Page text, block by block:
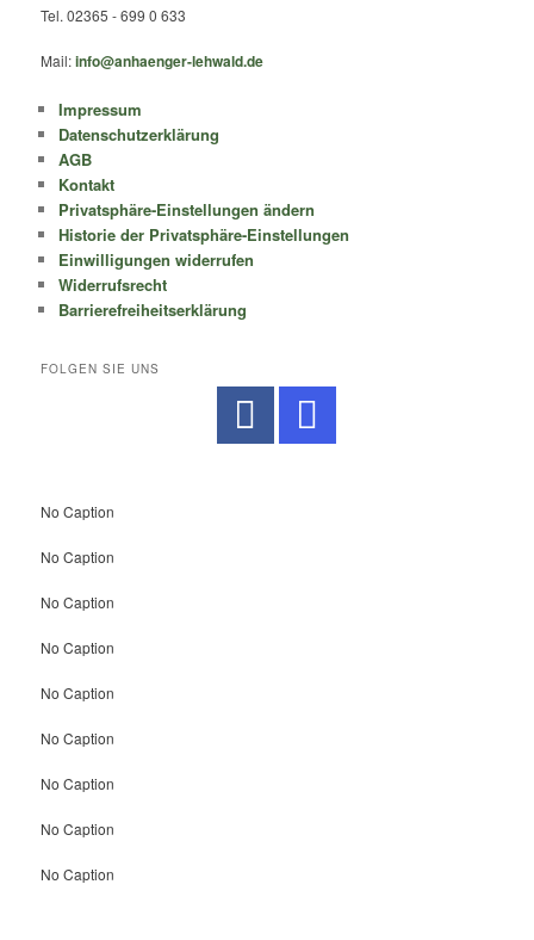
Tel. 02365 - 699 0 633
Mail:info@anhaenger-lehwald.de
Impressum
Datenschutzerklärung
AGB
Kontakt
Privatsphäre-Einstellungen ändern
Historie der Privatsphäre-Einstellungen
Einwilligungen widerrufen
Widerrufsrecht
Barrierefreiheitserklärung
FOLGEN SIE UNS
No Caption
No Caption
No Caption
No Caption
No Caption
No Caption
No Caption
No Caption
No Caption